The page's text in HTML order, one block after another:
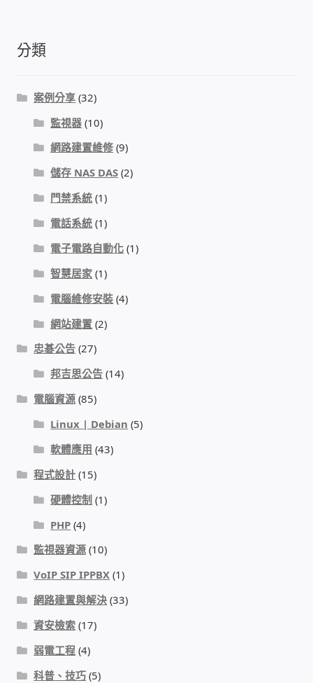
迅時數位網路電話總機
通航國際(Tonnet)
DCS 數位通訊系統
NEC SL2100 電話總機 數位IP通訊系統
安立達(Aristel)
聯盟電子(LINEMEX)
網路型門口視訊對講機
電話 工具 軟體 手冊
門禁安全控制
感應式門鎖、電子鎖
電梯樓層刷卡管制
停車場、社區大樓 車道管制系統
風速傳感器+PLC自動控制
mOA雲考勤 指紋、卡片、手機APP GPS打卡
智慧櫃
分類
案例分享 (32)
監視器 (10)
網路建置維修 (9)
儲存 NAS DAS (2)
門禁系統 (1)
電話系統 (1)
電子電路自動化 (1)
智慧居家 (1)
電腦維修安裝 (4)
網站建置 (2)
忠碁公告 (27)
邦吉思公告 (14)
電腦資源 (85)
Linux | Debian (5)
軟體應用 (43)
程式設計 (15)
硬體控制 (1)
PHP (4)
監視器資源 (10)
VoIP SIP IPPBX (1)
網路建置與解決 (33)
資安檢索 (17)
弱電工程 (4)
科普、技巧 (5)